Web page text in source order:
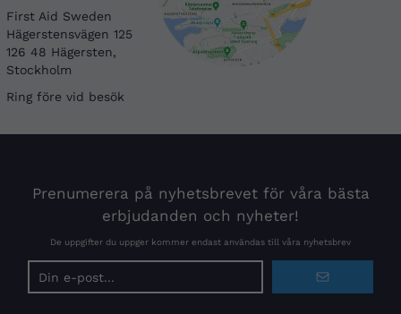
First Aid Sweden
Hägerstensvägen 125
126 48 Hägersten,
Stockholm
Ring före vid besök
Prenumerera på nyhetsbrevet för våra bästa
erbjudanden och nyheter!
De uppgifter du uppger kommer endast användas till våra nyhetsbrev